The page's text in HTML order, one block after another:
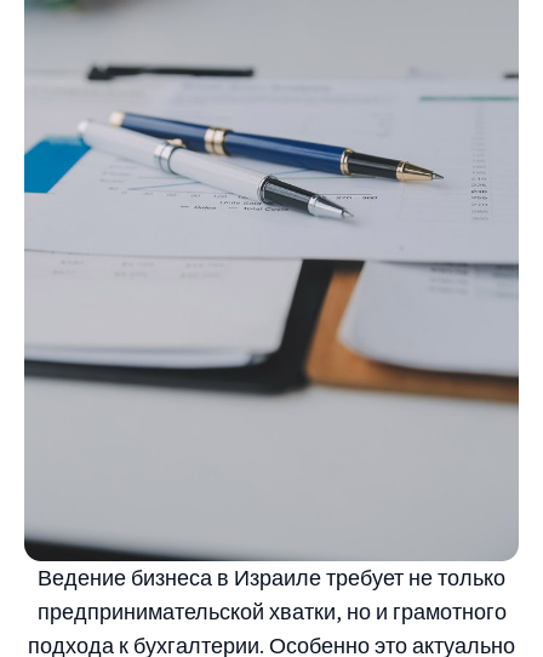
Ведение бизнеса в Израиле требует не только
предпринимательской хватки, но и грамотного
подхода к бухгалтерии. Особенно это актуально